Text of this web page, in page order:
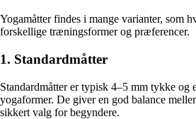
Yogamåtter findes i mange varianter, som
forskellige træningsformer og præferencer.
1. Standardmåtter
Standardmåtter er typisk 4–5 mm tykke og
yogaformer. De giver en god balance
sikkert valg for begyndere.